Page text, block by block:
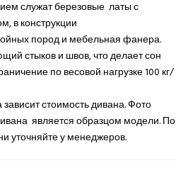
служат березовые латы с
в конструкции
пород и мебельная фанера.
стыков и швов, что делает сон
по весовой нагрузке 100 кг/
стоимость дивана. Фото
является образцом модели. По
уточняйте у менеджеров.